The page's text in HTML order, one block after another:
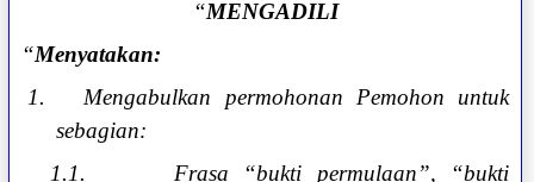
“MENGADILI
“Menyatakan:
1.
Mengabulkan permohonan Pemohon untuk
sebagian:
1.1.
Frasa “bukti permulaan”, “bukti